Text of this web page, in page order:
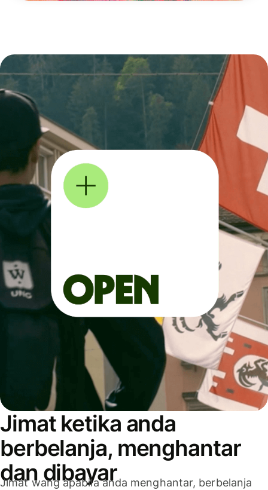
Jimat ketika anda
berbelanja, menghantar
dan dibayar
Jimat wang apabila anda menghantar, berbelanja